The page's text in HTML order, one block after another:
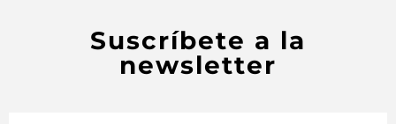
Suscríbete a la
newsletter